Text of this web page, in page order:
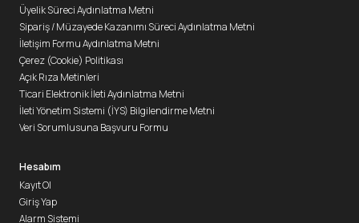
Üyelik Süreci Aydınlatma Metni
Sipariş / Müzayede Kazanımı Süreci Aydınlatma Metni
İletişim Formu Aydınlatma Metni
Çerez (Cookie) Politikası
Açık Rıza Metinleri
Ticari Elektronik İleti Aydınlatma Metni
İleti Yönetim Sistemi (İYS) Bilgilendirme Metni
Veri Sorumlusuna Başvuru Formu
Hesabım
Kayıt Ol
Giriş Yap
Alarm Sistemi